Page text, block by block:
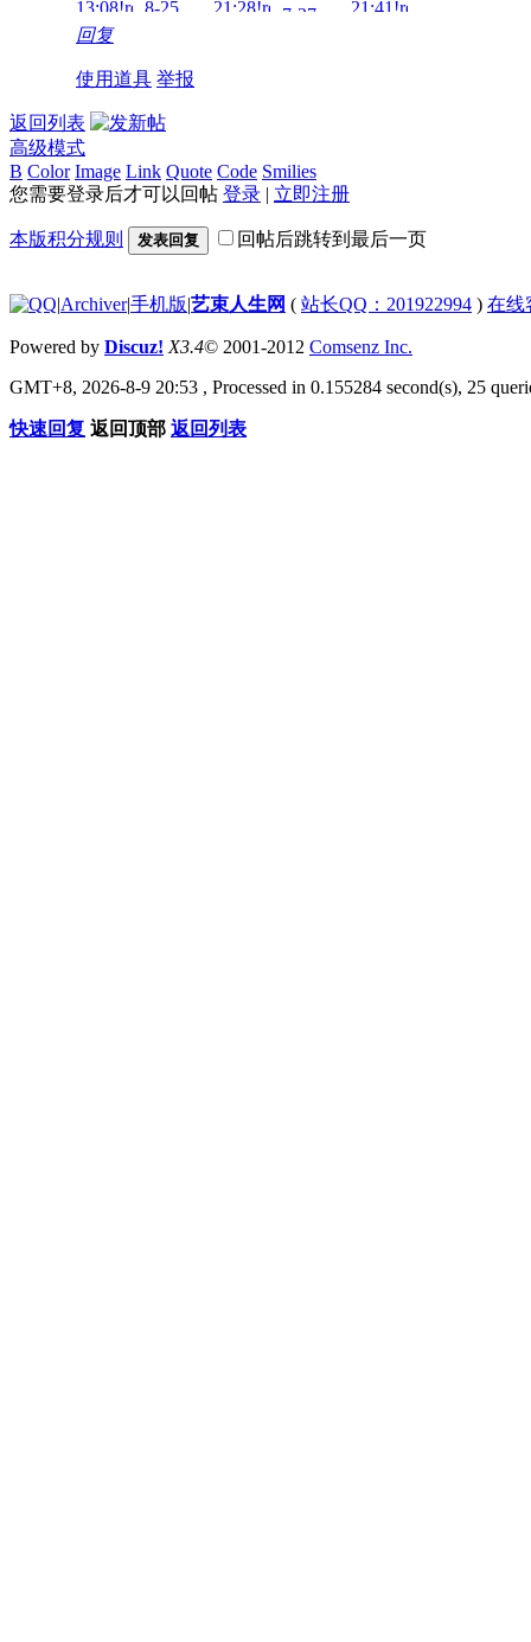
13:08!read!8-25
21:28!read!7-27
21:41!read!
回复
使用道具 举报
返回列表
高级模式
B Color Image Link Quote Code Smilies
您需要登录后才可以回帖 登录 | 立即注册
本版积分规则 发表回复 回帖后跳转到最后一页
|Archiver|手机版|艺束人生网 ( 站长QQ：201922994 ) 在线
Powered by Discuz! X3.4© 2001-2012 Comsenz Inc.
GMT+8, 2026-8-9 20:53 , Processed in 0.155284 second(s), 25
快速回复 返回顶部 返回列表